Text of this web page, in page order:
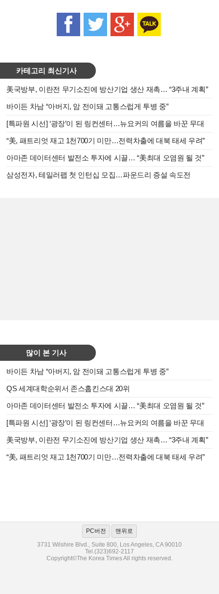
카테고리 최신기사
美국방부, 이란전 무기소진에 방산기업 생산 재촉… “3주내 계획”
바이든 차남 “아버지, 암 전이돼 고통스럽게 투병 중”
[특파원 시선] ‘광장’이 된 링컨센터…뉴요커의 여름을 바꾼 무대
“美, 패트리엇 재고 1천700기 미만…전력차출에 대북 태세 우려”
아마존 데이터센터 발전소 투자에 시끌… “美최대 오염원 될 것”
삼성전자, 테일러팹 첫 인턴십 모집…파운드리 증설 속도전
많이 본 기사
바이든 차남 “아버지, 암 전이돼 고통스럽게 투병 중”
QS 세계대학순위서 존스홉킨스대 20위
아마존 데이터센터 발전소 투자에 시끌… “美최대 오염원 될 것”
[특파원 시선] ‘광장’이 된 링컨센터…뉴요커의 여름을 바꾼 무대
美국방부, 이란전 무기소진에 방산기업 생산 재촉… “3주내 계획”
“美, 패트리엇 재고 1천700기 미만…전력차출에 대북 태세 우려”
PC버전
맨위로
3731 Wilshire Blvd., Suite 800, Los Angeles, CA 90010
Tel.(323)692-2117
Copyright©The Korea Times All rights reserved.